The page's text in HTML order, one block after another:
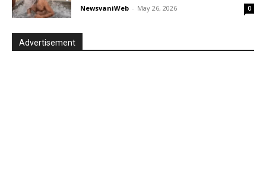
NewsvaniWeb - May 26, 2026 0
Advertisement